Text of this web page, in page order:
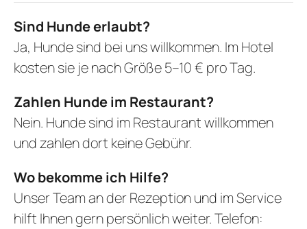
Sind Hunde erlaubt?
Ja, Hunde sind bei uns willkommen. Im Hotel
kosten sie je nach Größe 5–10 € pro Tag.
Zahlen Hunde im Restaurant?
Nein. Hunde sind im Restaurant willkommen
und zahlen dort keine Gebühr.
Wo bekomme ich Hilfe?
Unser Team an der Rezeption und im Service
hilft Ihnen gern persönlich weiter. Telefon: